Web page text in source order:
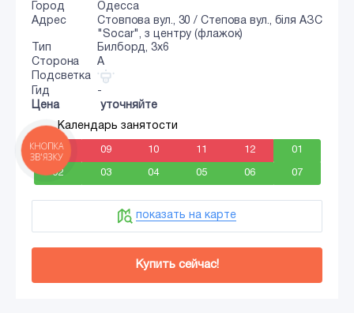
Город
Одесса
Адрес
Стовпова вул., 30 / Степова вул., біля АЗС
"Socar", з центру (флажок)
Тип
Билборд, 3x6
Сторона
A
Подсветка
Гид
-
Цена
уточняйте
Календарь занятости
08 09 10 11 12 01
02 03 04 05 06 07
показать на карте
Купить сейчас!
КНОПКА
ЗВ'ЯЗКУ